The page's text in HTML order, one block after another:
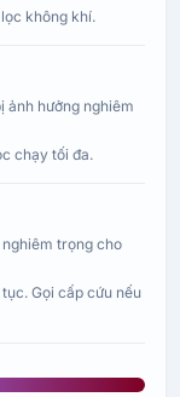
không khí.
ảnh hưởng nghiêm
chạy tối đa.
trọng cho
Gọi cấp cứu nếu